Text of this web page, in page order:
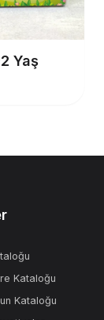
Yaş
Kataloğu
Kataloğu